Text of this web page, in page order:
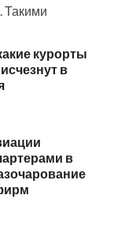
Такими
курорты
в
в